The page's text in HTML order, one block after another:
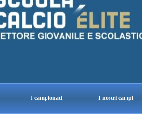
I campionati I nostri campi